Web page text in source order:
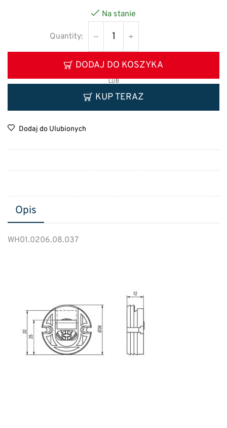
Na stanie
DODAJ DO KOSZYKA
LUB
KUP TERAZ
Dodaj do Ulubionych
Opis
WH01.0206.08.037